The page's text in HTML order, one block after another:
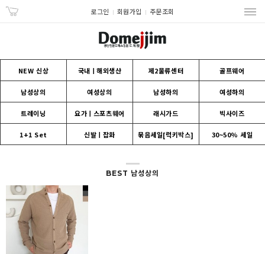
로그인 회원가입 주문조회
NEW 신상 국내ㅣ해외생산 제2물류센터 골프웨어
남성상의 여성상의 남성하의 여성하의
트레이닝 요가ㅣ스포츠웨어 래시가드 빅사이즈
1+1 Set 신발ㅣ잡화 묶음세일[럭키박스] 30~50% 세일
BEST 남성상의